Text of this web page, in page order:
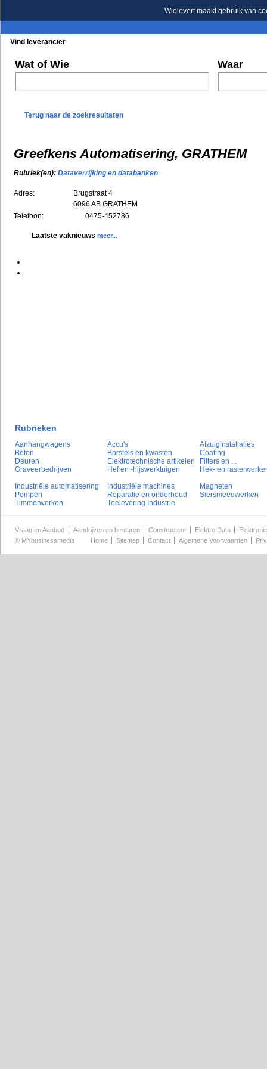
Wielevert maakt gebruik van
Vind leverancier
Wat of Wie Waar
Terug naar de zoekresultaten
Greefkens Automatisering, GRATHEM
Rubriek(en): Dataverrijking en databanken
Adres:
Brugstraat 4
6096 AB GRATHEM
Telefoon:
0475-452786
Laatste vaknieuws meer...
Rubrieken
Aanhangwagens Accu's
Afzuiginstallaties
Beton
Borstels en kwasten
Coating
Deuren
Elektrotechnische artikelen
Filters en ...
Graveerbedrijven
Hef en -hijswerktuigen
Hek- en
Industriële automatisering
Industriële machines
Magneten
Pompen
Reparatie en onderhoud
Siersmeedwerken
Timmerwerken
Toelevering Industrie
Vraag en Aanbod Aandrijven en besturen Constructeur Elektro Data
© MYbusinessmedia Home Sitemap Contact Algemene Voorwaarden